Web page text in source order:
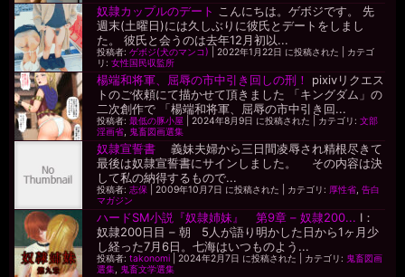
奴隷カップルのデート
こんにちは。ゲボジです。 先
週末(土曜日)には久しぶりに彼氏とデートをしまし
た。 彼氏と会うのは去年12月初以...
投稿者:ゲボジ(犬のマンコ) |2022年1月22日 に投稿された
カテゴ
リ:女性国民収監所
楊端和将軍、屈辱の市中引き回しの刑！
pixivリクエス
トのご依頼にて描かせて頂きました 「キングダム」の
二次創作で 「楊端和将軍、屈辱の市中引き回...
投稿者:最低の豚小屋 |2024年8月9日 に投稿された カテゴリ:文部
淫画省, 鬼畜図画選集
奴隷宣誓書
義妹夫婦から三日間凌辱され精根尽きて
最後は奴隷宣誓書にサインしました。 その内容は決
して私の納得するもので...
投稿者:志保 |2009年10月7日 に投稿された カテゴリ: 厚性省,告白
マガジン
ハードSM小説『奴隷姉妹』 第9章 – 奴隷200... I：
奴隷200日目 – 朝 5人が語り明かした日から1ヶ月少
し経った7月6日。七海はいつものよう...
投稿者:takonomi |2024年2月7日 に投稿された カテゴリ: 鬼畜図画
選集, 鬼畜文学選集